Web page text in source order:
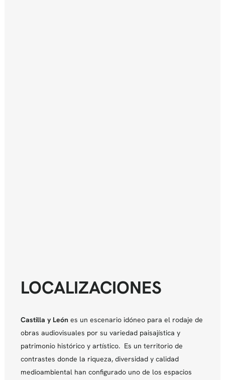
LOCALIZACIONES
Castilla y Leónes un escenario idóneo para el rodaje de
obras audiovisuales por su variedad paisajística y
patrimonio histórico y artístico. Es un territorio de
contrastes donde la riqueza, diversidad y calidad
medioambiental han configurado uno de los espacios